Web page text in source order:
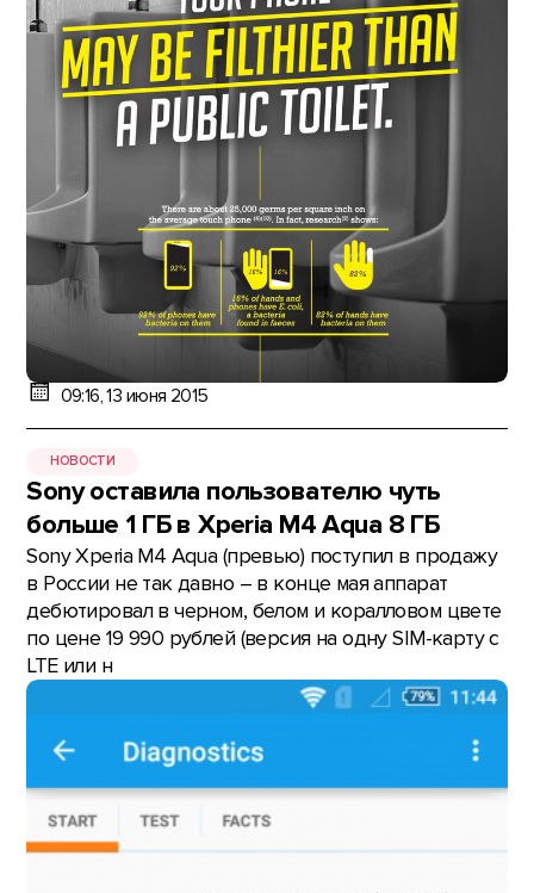
09:16, 13 июня 2015
НОВОСТИ
Sony оставила пользователю чуть
больше 1 ГБ в Xperia M4 Aqua 8 ГБ
Sony Xperia M4 Aqua (превью) поступил в продажу
в России не так давно – в конце мая аппарат
дебютировал в черном, белом и коралловом цвете
по цене 19 990 рублей (версия на одну SIM-карту с
LTE или н